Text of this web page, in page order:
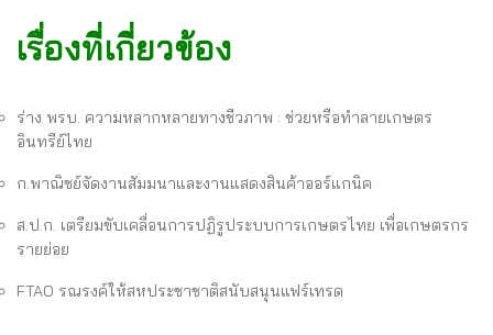
เรื่องที่เกี่ยวข้อง
ร่าง พรบ. ความหลากหลายทางชีวภาพ : ช่วยหรือทำลายเกษตร
อินทรีย์ไทย
ก.พาณิชย์จัดงานสัมมนาและงานแสดงสินค้าออร์แกนิค
ส.ป.ก. เตรียมขับเคลื่อนการปฏิรูประบบการเกษตรไทย เพื่อเกษตรกร
รายย่อย
FTAO รณรงค์ให้สหประชาชาติสนับสนุนแฟร์เทรด